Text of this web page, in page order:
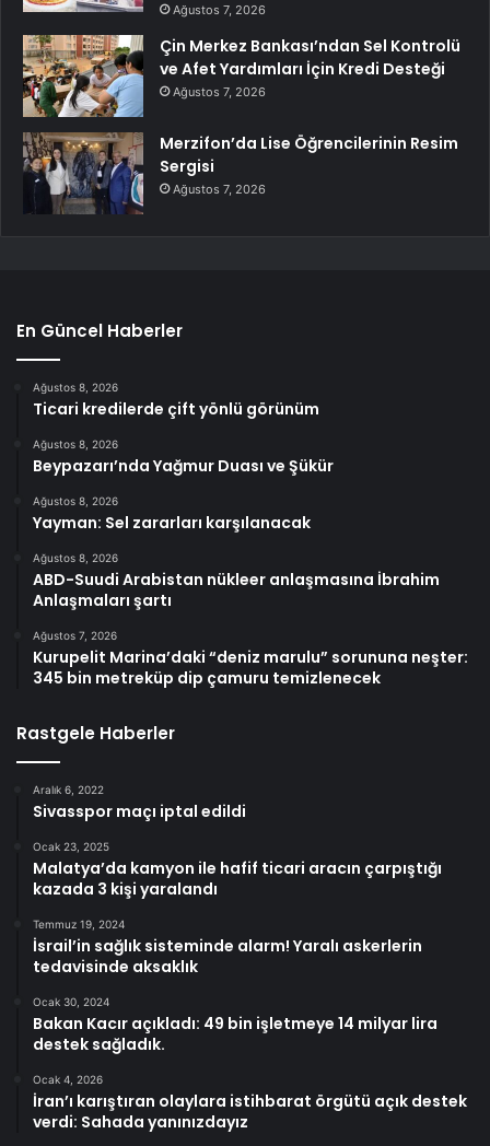
Ağustos 7, 2026
Çin Merkez Bankası’ndan Sel Kontrolü
ve Afet Yardımları İçin Kredi Desteği
Ağustos 7, 2026
Merzifon’da Lise Öğrencilerinin Resim
Sergisi
Ağustos 7, 2026
En Güncel Haberler
Ağustos 8, 2026
Ticari kredilerde çift yönlü görünüm
Ağustos 8, 2026
Beypazarı’nda Yağmur Duası ve Şükür
Ağustos 8, 2026
Yayman: Sel zararları karşılanacak
Ağustos 8, 2026
ABD-Suudi Arabistan nükleer anlaşmasına İbrahim
Anlaşmaları şartı
Ağustos 7, 2026
Kurupelit Marina’daki “deniz marulu” sorununa neşter:
345 bin metreküp dip çamuru temizlenecek
Rastgele Haberler
Aralık 6, 2022
Sivasspor maçı iptal edildi
Ocak 23, 2025
Malatya’da kamyon ile hafif ticari aracın çarpıştığı
kazada 3 kişi yaralandı
Temmuz 19, 2024
İsrail’in sağlık sisteminde alarm! Yaralı askerlerin
tedavisinde aksaklık
Ocak 30, 2024
Bakan Kacır açıkladı: 49 bin işletmeye 14 milyar lira
destek sağladık.
Ocak 4, 2026
İran’ı karıştıran olaylara istihbarat örgütü açık destek
verdi: Sahada yanınızdayız